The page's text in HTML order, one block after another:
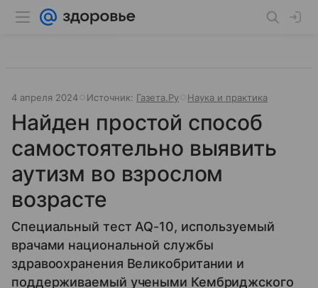
4 апреля 2024 Источник: Газета.Ру Наука и практика
Найден простой способ
самостоятельно выявить
аутизм во взрослом
возрасте
Специальный тест AQ-10, используемый
врачами национальной службы
здравоохранения Великобритании и
поддерживаемый учеными Кембриджского